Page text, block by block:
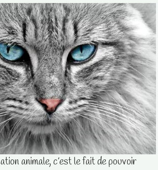
animale, c’est le fait de pouvoir